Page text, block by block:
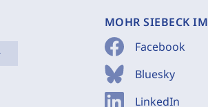
MOHR SIEBECK
Facebook
Bluesky
LinkedIn